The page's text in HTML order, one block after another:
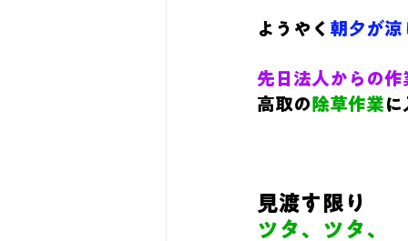
ようやく 朝夕が涼
先日法人からの作
高取の 除草作業
見渡す限り
ツタ、ツタ、